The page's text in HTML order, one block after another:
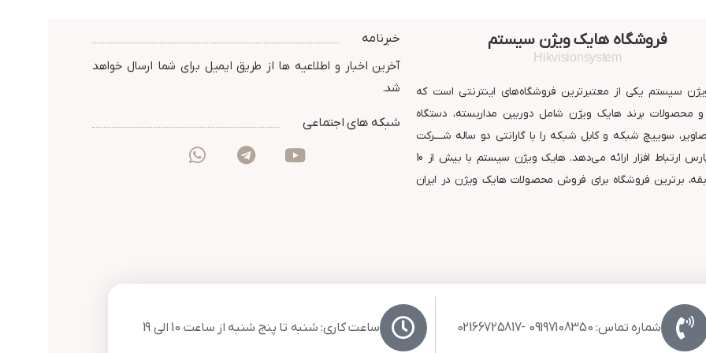
ارتباط افزار
گارانتی : 24 ماه شرکت پارس ارتباط افزار فروشگاه هایک ویژن سیستم
Hikvisionsystem
سیستم یکی از معتبرترین فروشگاه‌های اینترنتی است که
محصولات برند هایک ویژن شامل دوربین مداربسته، دستگاه
سوییچ شبکه و کابل شبکه را با گارانتی دو ساله شــــرکت
معتبر پارس ارتباط افزار ارائه می‌دهد. هایک ویژن سیستم با بیش از 10
برترین فروشگاه برای فروش محصولات هایک ویژن در ایران
خبرنامه
آخرین اخبار و اطلاعیه ها از طریق ایمیل برای شما ارسال خواهد
شد.
شبکه های اجتماعی
شماره تماس: 09197108350 -02166725817 ساعت کاری: شنبه تا پنج شنبه از ساعت 10 الی 19